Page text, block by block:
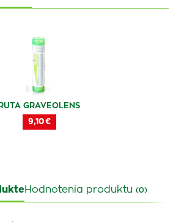
RUTA GRAVEOLENS
9,10 €
Hodnotenia produktu (0)